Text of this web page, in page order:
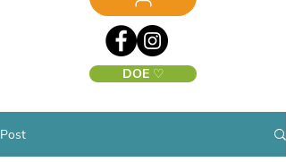
DOE ♡
Post